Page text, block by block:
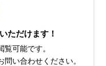
ただけます！
可能です。
い合わせください。